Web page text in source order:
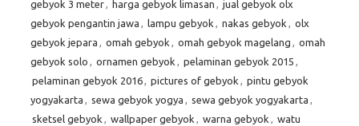
gebyok 3 meter, harga gebyok limasan , jual gebyok olx
gebyok pengantin jawa , lampu gebyok , nakas gebyok , olx
gebyok jepara , omah gebyok , omah gebyok magelang , omah
gebyok solo , ornamen gebyok , pelaminan gebyok 2015 ,
pelaminan gebyok 2016, pictures of gebyok , pintu gebyok
yogyakarta , sewa gebyok yogya , sewa gebyok yogyakarta ,
sketsel gebyok , wallpaper gebyok , warna gebyok , watu